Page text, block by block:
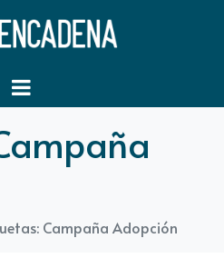
Campaña Adopción